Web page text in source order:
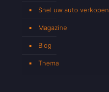
Snel uw auto verkopen
Magazine
Blog
Thema